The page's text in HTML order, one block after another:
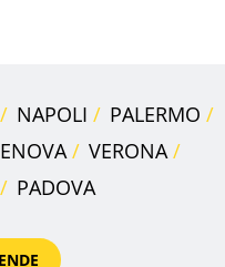
NAPOLI
PALERMO
VERONA
PADOVA